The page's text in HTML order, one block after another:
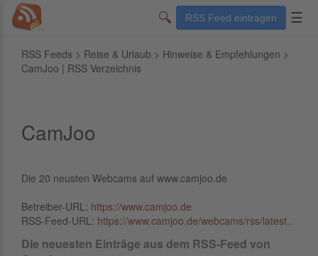
🔍 RSS Feed eintragen ☰
RSS Feeds > Reise & Urlaub > Hinweise & Empfehlungen >
CamJoo | RSS Verzeichnis
CamJoo
Die 20 neusten Webcams auf www.camjoo.de
Betreiber-URL: https://www.camjoo.de
RSS-Feed-URL: https://www.camjoo.de/webcams/rss/latest..
Die neuesten Einträge aus dem RSS-Feed von